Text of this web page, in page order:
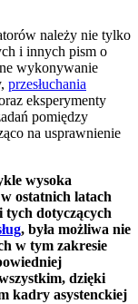
należy nie tylko
i innych pism o
wykonywanie
przesłuchania
eksperymenty
pomiędzy
na usprawnienie
wysoka
ostatnich latach
tych dotyczących
, była możliwa nie
w tym zakresie
dzięki
kadry asystenckiej